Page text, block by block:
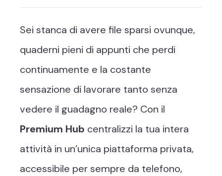
Sei stanca di avere file sparsi ovunque,
quaderni pieni di appunti che perdi
continuamente e la costante
sensazione di lavorare tanto senza
vedere il guadagno reale? Con il
Premium Hub centralizzi la tua intera
attività in un’unica piattaforma privata,
accessibile per sempre da telefono,